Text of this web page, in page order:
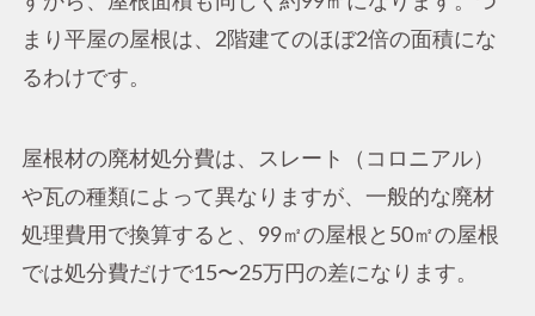
まり平屋の屋根は、2階建てのほぼ2倍の面積にな
るわけです。
屋根材の廃材処分費は、スレート（コロニアル）
や瓦の種類によって異なりますが、一般的な廃材
処理費用で換算すると、99㎡の屋根と50㎡の屋根
では処分費だけで15〜25万円の差になります。